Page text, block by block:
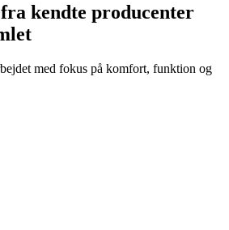
kendte producenter
med fokus på komfort, funktion og